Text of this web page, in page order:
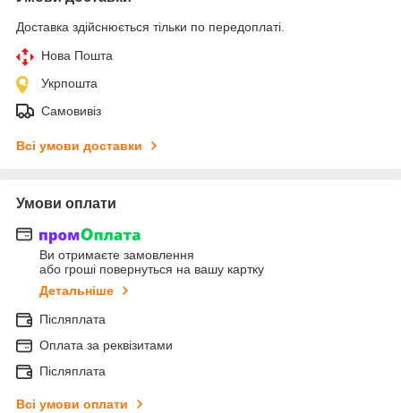
Доставка здійснюється тільки по передоплаті.
Нова Пошта
Укрпошта
Самовивіз
Всі умови доставки
Умови оплати
Ви отримаєте замовлення
або гроші повернуться на вашу картку
Детальніше
Післяплата
Оплата за реквізитами
Післяплата
Всі умови оплати